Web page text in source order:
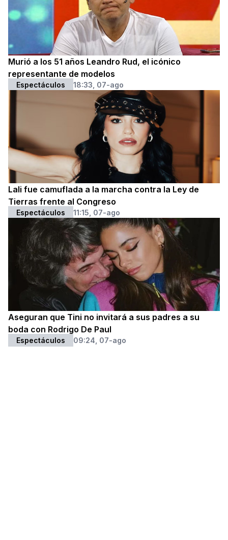
Murió a los 51 años Leandro Rud, el icónico
representante de modelos
Espectáculos 18:33, 07-ago
Lali fue camuflada a la marcha contra la Ley de
Tierras frente al Congreso
Espectáculos 11:15, 07-ago
Aseguran que Tini no invitará a sus padres a su
boda con Rodrigo De Paul
Espectáculos 09:24, 07-ago